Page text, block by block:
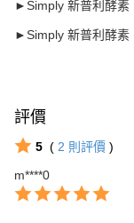
►Simply 新普利酵素
►Simply 新普利酵素
評價
5 ( 2 則評價 )
m****0